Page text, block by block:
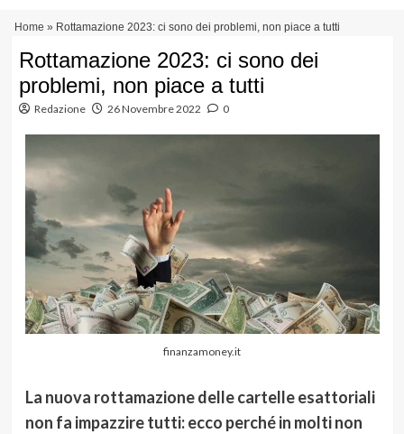
contenuto
Home » Rottamazione 2023: ci sono dei problemi, non piace a tutti
Rottamazione 2023: ci sono dei
problemi, non piace a tutti
Redazione 26 Novembre 2022 0
finanzamoney.it
La nuova rottamazione delle cartelle esattoriali
non fa impazzire tutti: ecco perché in molti non